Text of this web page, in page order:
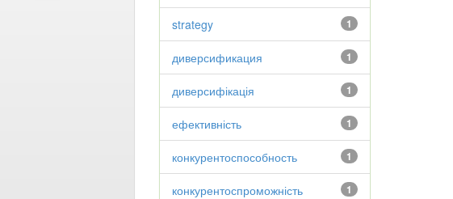
1
strategy
1
диверсификация
1
диверсифікація
1
ефективність
1
конкурентоспособность
1
конкурентоспроможність